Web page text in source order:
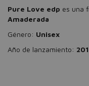
Pure Love edp es una
Amaderada
Género: Unisex
Año de lanzamiento: